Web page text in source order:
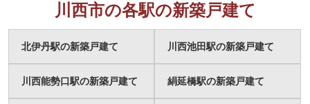
川西市の各駅の新築戸建て
北伊丹駅の新築戸建て 川西池田駅の新築戸建て
川西能勢口駅の新築戸建て 絹延橋駅の新築戸建て